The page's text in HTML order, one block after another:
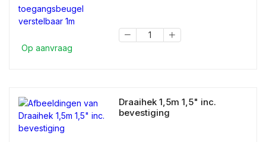
Op aanvraag
Draaihek 1,5m 1,5" inc.
bevestiging